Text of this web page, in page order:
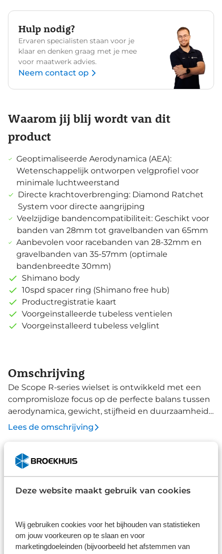
Deze website maakt gebruik van cookies
Wij gebruiken cookies voor het bijhouden van statistieken
om jouw voorkeuren op te slaan en voor
marketingdoeleinden (bijvoorbeeld het afstemmen van
Hulp nodig?
Ervaren specialisten staan voor je
klaar en denken graag met je mee
voor maatwerk advies.
Neem contact op
Waarom jij blij wordt van dit
product
Geoptimaliseerde Aerodynamica (AEA):
Wetenschappelijk ontworpen velgprofiel voor
minimale luchtweerstand
Directe krachtoverbrenging: Diamond Ratchet
System voor directe aangrijping
Veelzijdige bandencompatibiliteit: Geschikt voor
banden van 28mm tot gravelbanden van 65mm
Aanbevolen voor racebanden van 28-32mm en
gravelbanden van 35-57mm (optimale
bandenbreedte 30mm)
Shimano body
10spd spacer ring (Shimano free hub)
Productregistratie kaart
Voorgeïnstalleerde tubeless ventielen
Voorgeïnstalleerd tubeless velglint
Omschrijving
De Scope R-series wielset is ontwikkeld met een
compromisloze focus op de perfecte balans tussen
aerodynamica, gewicht, stijfheid en duurzaamheid.
Elk detail is in eigen huis ontworpen en
velgprofiel tot in de puntjes berekend om de
luchtweerstand te minimaliseren. Dit maakt de R-
bikes als de meer prestatiegerichte gravelfietsen.
carbon technologie worden extra carbonlagen
alleen rond de spaakgaten aan de binnenzijde van
Lees de omschrijving
Specificaties
Scope
Racewielen
Alle specificaties